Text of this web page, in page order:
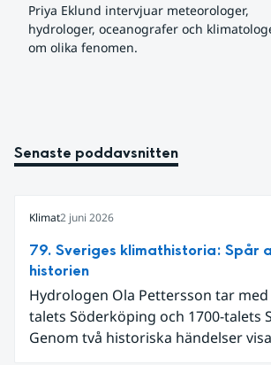
Priya Eklund intervjuar meteorologer,
hydrologer, oceanografer och
om olika fenomen.
Senaste poddavsnitten
Klimat2 juni 2026
79. Sveriges klimathistoria: Spår
historien
Hydrologen Ola Pettersson tar med
talets Söderköping och 1700-talets
Genom två historiska händelser